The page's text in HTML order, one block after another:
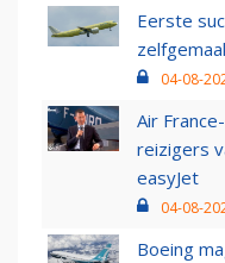
Eerste
04-08-
Air
reizigers
easyJet
04-08-
Boeing